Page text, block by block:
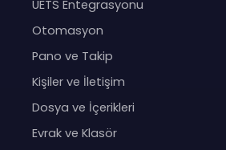
UETS Entegrasyonu
Otomasyon
Pano ve Takip
Kişiler ve İletişim
Dosya ve İçerikleri
Evrak ve Klasör